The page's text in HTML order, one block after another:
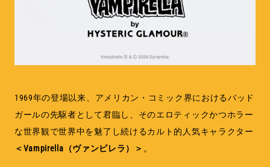
1969年の登場以来、アメリカン・コミック界におけるバッド
ガールの先駆者として君臨し、そのエロティックかつホラー
な世界観で世界中を魅了し続けるカルト的人気キャラクター
＜Vampirella（ヴァンピレラ）＞ 。